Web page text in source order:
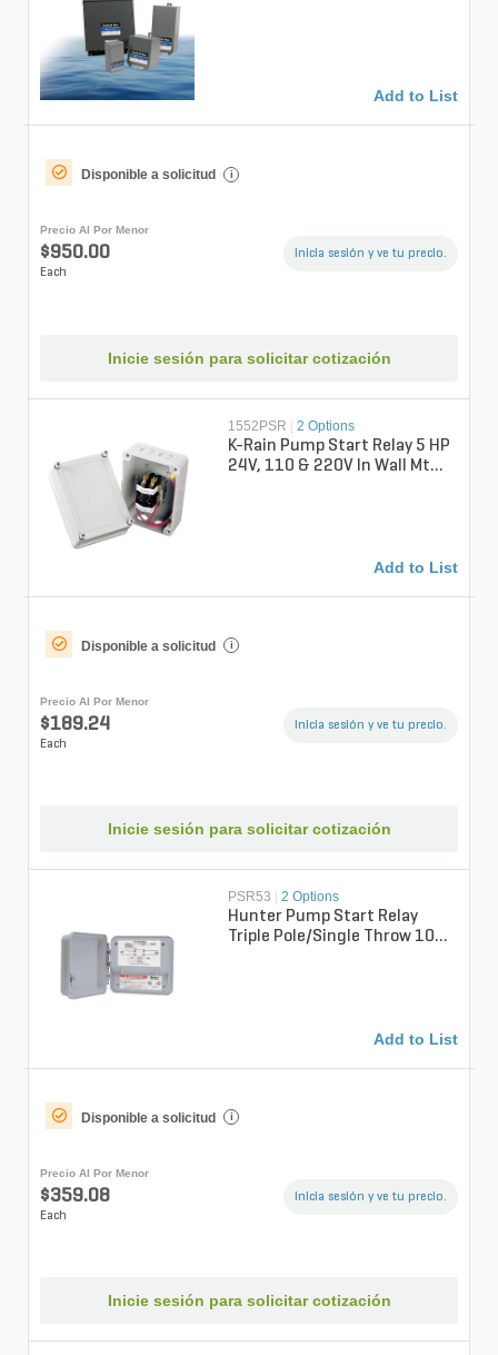
Add to List
Disponible a solicitud i
Precio Al Por Menor
$950.00
Each
Inicia sesión y ve tu precio.
Inicie sesión para solicitar cotización
1552PSR | 2 Options
K-Rain Pump Start Relay 5 HP
24V, 110 & 220V In Wall Mt
Add to List
Disponible a solicitud i
Precio Al Por Menor
$189.24
Each
Inicia sesión y ve tu precio.
Inicie sesión para solicitar cotización
PSR53 2 Options
Hunter Pump Start Relay
Triple Pole/Single Throw 10
Add to List
Disponible a solicitud i
Precio Al Por Menor
$359.08
Each
Inicia sesión y ve tu precio.
Inicie sesión para solicitar cotización